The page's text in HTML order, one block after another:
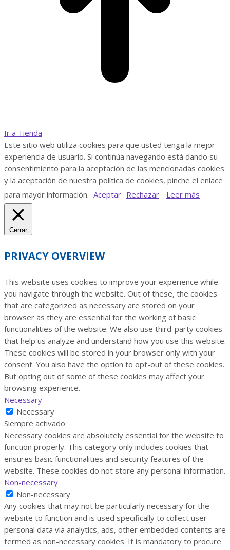
Ir a Tienda
Este sitio web utiliza cookies para que usted tenga la mejor
experiencia de usuario. Si continúa navegando está dando su
consentimiento para la aceptación de las mencionadas cookies
y la aceptación de nuestra política de cookies, pinche el enlace
para mayor información. Aceptar Rechazar Leer más
Cerrar
PRIVACY OVERVIEW
This website uses cookies to improve your experience while
you navigate through the website. Out of these, the cookies
that are categorized as necessary are stored on your
browser as they are essential for the working of basic
functionalities of the website. We also use third-party cookies
that help us analyze and understand how you use this website.
These cookies will be stored in your browser only with your
consent. You also have the option to opt-out of these cookies.
But opting out of some of these cookies may affect your
browsing experience.
Necessary
Necessary
Siempre activado
Necessary cookies are absolutely essential for the website to
function properly. This category only includes cookies that
ensures basic functionalities and security features of the
website. These cookies do not store any personal information.
Non-necessary
Non-necessary
Any cookies that may not be particularly necessary for the
website to function and is used specifically to collect user
personal data via analytics, ads, other embedded contents are
termed as non-necessary cookies. It is mandatory to procure